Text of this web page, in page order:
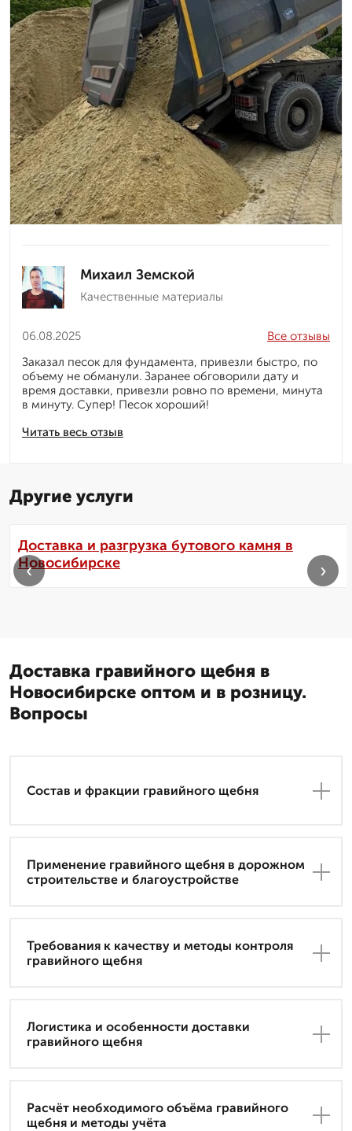
Михаил Земской
Качественные материалы
06.08.2025
Читать весь отзыв
Все отзывы
Заказал песок для фундамента, привезли быстро, по
объему не обманули. Заранее обговорили дату и
время доставки, привезли ровно по времени, минута
в минуту. Супер! Песок хороший!
Другие услуги
Доставка и разгрузка бутового камня в
Новосибирске
‹ ›
Доставка гравийного щебня в
Новосибирске оптом и в розницу.
Вопросы
Состав и фракции гравийного щебня
Применение гравийного щебня в дорожном
строительстве и благоустройстве
Требования к качеству и методы контроля
гравийного щебня
Логистика и особенности доставки
гравийного щебня
Расчёт необходимого объёма гравийного
щебня и методы учёта